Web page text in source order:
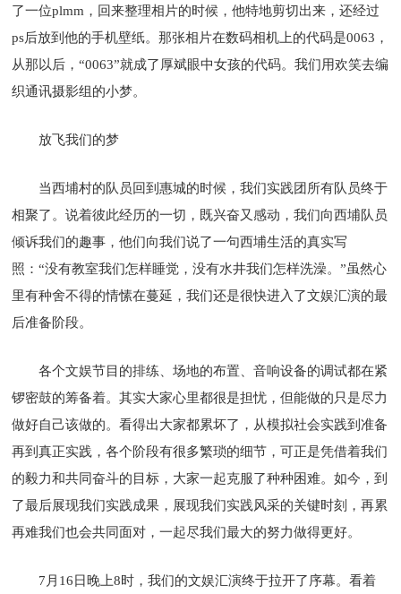
了一位plmm，回来整理相片的时候，他特地剪切出来，还经过
ps后放到他的手机壁纸。那张相片在数码相机上的代码是0063，
从那以后，“0063”就成了厚斌眼中女孩的代码。我们用欢笑去编
织通讯摄影组的小梦。
放飞我们的梦
当西埔村的队员回到惠城的时候，我们实践团所有队员终于
相聚了。说着彼此经历的一切，既兴奋又感动，我们向西埔队员
倾诉我们的趣事，他们向我们说了一句西埔生活的真实写
照：“没有教室我们怎样睡觉，没有水井我们怎样洗澡。”虽然心
里有种舍不得的情愫在蔓延，我们还是很快进入了文娱汇演的最
后准备阶段。
各个文娱节目的排练、场地的布置、音响设备的调试都在紧
锣密鼓的筹备着。其实大家心里都很是担忧，但能做的只是尽力
做好自己该做的。看得出大家都累坏了，从模拟社会实践到准备
再到真正实践，各个阶段有很多繁琐的细节，可正是凭借着我们
的毅力和共同奋斗的目标，大家一起克服了种种困难。如今，到
了最后展现我们实践成果，展现我们实践风采的关键时刻，再累
再难我们也会共同面对，一起尽我们最大的努力做得更好。
7月16日晚上8时，我们的文娱汇演终于拉开了序幕。看着